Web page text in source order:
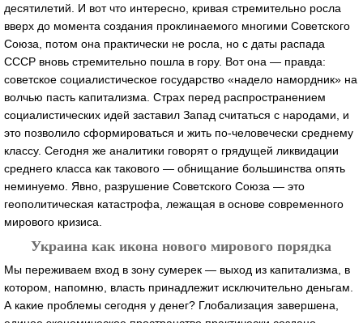
десятилетий. И вот что интересно, кривая стремительно росла
вверх до момента создания проклинаемого многими Советского
Союза, потом она практически не росла, но с даты распада
СССР вновь стремительно пошла в гору. Вот она — правда:
советское социалистическое государство «надело намордник» на
волчью пасть капитализма. Страх перед распространением
социалистических идей заставил Запад считаться с народами, и
это позволило сформироваться и жить по-человечески среднему
классу. Сегодня же аналитики говорят о грядущей ликвидации
среднего класса как такового — обнищание большинства опять
неминуемо. Явно, разрушение Советского Союза — это
геополитическая катастрофа, лежащая в основе современного
мирового кризиса.
Украина как икона нового мирового порядка
Мы переживаем вход в зону сумерек — выход из капитализма, в
котором, напомню, власть принадлежит исключительно деньгам.
А какие проблемы сегодня у денег? Глобализация завершена,